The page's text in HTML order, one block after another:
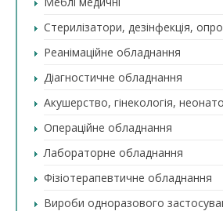
Стерилізатори, дезінфекція,
Реанімаційне обладнання
Діагностичне обладнання
Акушерство, гінекологія,
Операційне обладнання
Лабораторне обладнання
Фізіотерапевтичне обладнання
Вироби одноразового